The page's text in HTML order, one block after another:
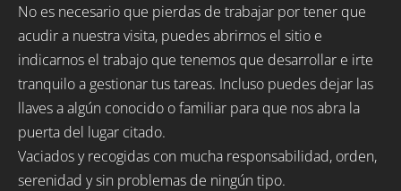
No es necesario que pierdas de trabajar por tener que
acudir a nuestra visita, puedes abrirnos el sitio e
indicarnos el trabajo que tenemos que desarrollar e irte
tranquilo a gestionar tus tareas. Incluso puedes dejar las
llaves a algún conocido o familiar para que nos abra la
puerta del lugar citado.
Vaciados y recogidas con mucha responsabilidad, orden,
serenidad y sin problemas de ningún tipo.